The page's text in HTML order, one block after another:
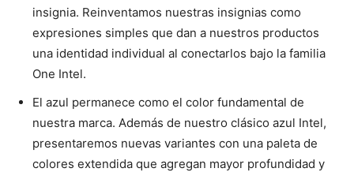
insignia. Reinventamos nuestras insignias como
expresiones simples que dan a nuestros productos
una identidad individual al conectarlos bajo la familia
One Intel.
El azul permanece como el color fundamental de
nuestra marca. Además de nuestro clásico azul Intel,
presentaremos nuevas variantes con una paleta de
colores extendida que agregan mayor profundidad y